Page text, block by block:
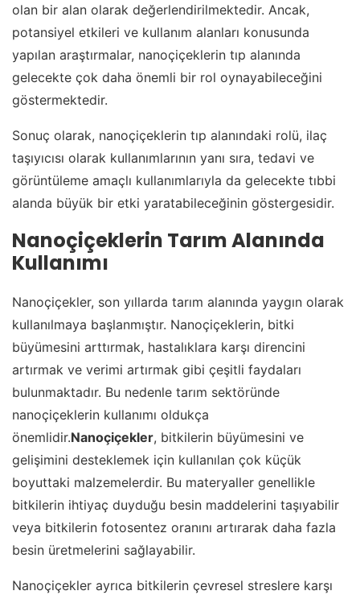
olan bir alan olarak değerlendirilmektedir. Ancak,
potansiyel etkileri ve kullanım alanları konusunda
yapılan araştırmalar, nanoçiçeklerin tıp alanında
gelecekte çok daha önemli bir rol oynayabileceğini
göstermektedir.
Sonuç olarak, nanoçiçeklerin tıp alanındaki rolü, ilaç
taşıyıcısı olarak kullanımlarının yanı sıra, tedavi ve
görüntüleme amaçlı kullanımlarıyla da gelecekte tıbbi
alanda büyük bir etki yaratabileceğinin göstergesidir.
Nanoçiçeklerin Tarım Alanında
Kullanımı
Nanoçiçekler, son yıllarda tarım alanında yaygın olarak
kullanılmaya başlanmıştır. Nanoçiçeklerin, bitki
büyümesini arttırmak, hastalıklara karşı direncini
artırmak ve verimi artırmak gibi çeşitli faydaları
bulunmaktadır. Bu nedenle tarım sektöründe
nanoçiçeklerin kullanımı oldukça
önemlidir.Nanoçiçekler, bitkilerin büyümesini ve
gelişimini desteklemek için kullanılan çok küçük
boyuttaki malzemelerdir. Bu materyaller genellikle
bitkilerin ihtiyaç duyduğu besin maddelerini taşıyabilir
veya bitkilerin fotosentez oranını artırarak daha fazla
besin üretmelerini sağlayabilir.
Nanoçiçekler ayrıca bitkilerin çevresel streslere karşı